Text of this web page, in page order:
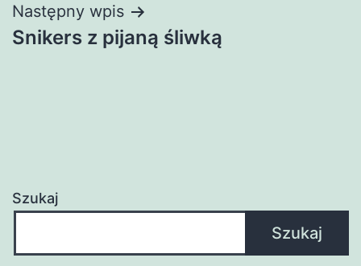
Następny wpis
Snikers z pijaną śliwką
Szukaj
Szukaj